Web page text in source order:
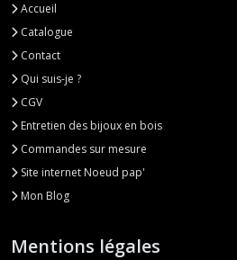
Accueil
Catalogue
Contact
Qui suis-je ?
CGV
Entretien des bijoux en bois
Commandes sur mesure
Site internet Noeud pap'
Mon Blog
Mentions légales